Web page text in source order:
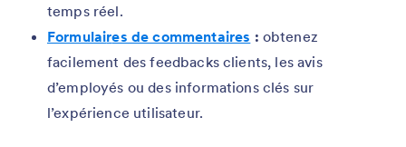
temps réel.
Formulaires de commentaires : obtenez
facilement des feedbacks clients, les avis
d’employés ou des informations clés sur
l’expérience utilisateur.